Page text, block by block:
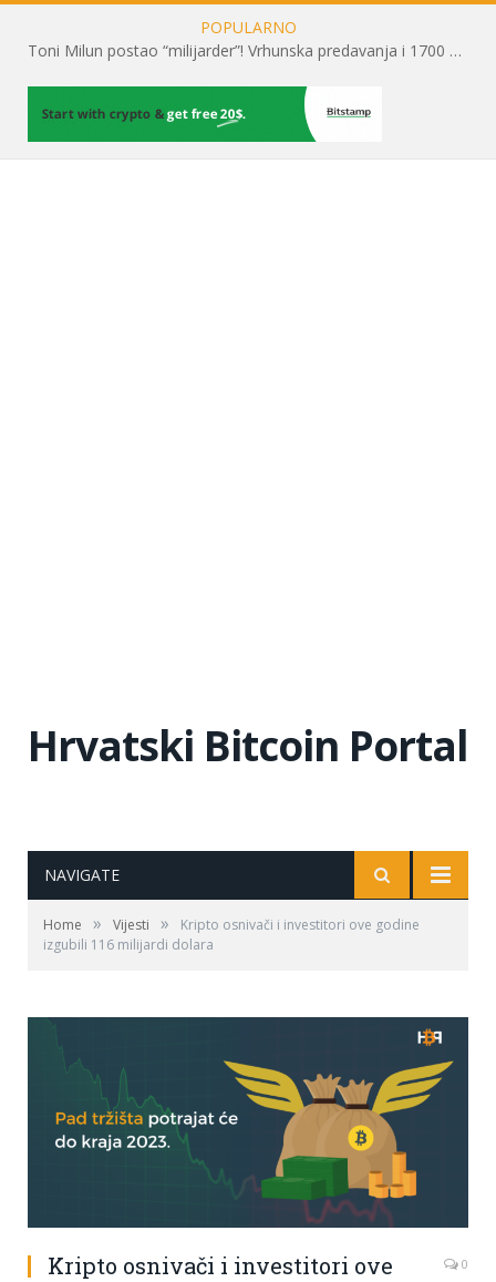
POPULARNO
Toni Milun postao “milijarder”! Vrhunska predavanja i 1700 posjetitelja obilježili su mjesec financijske pismenosti
Hrvatski Bitcoin Portal
NAVIGATE
Home » Vijesti »
Kripto osnivači i investitori ove godine
izgubili 116 milijardi dolara
Kripto osnivači i investitori ove
0